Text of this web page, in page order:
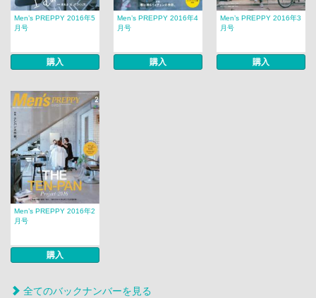
Men’s PREPPY 2016年5
月号
購入
Men’s PREPPY 2016年4
月号
購入
Men’s PREPPY 2016年3
月号
購入
Men’s PREPPY 2016年2
月号
購入
全てのバックナンバーを見る